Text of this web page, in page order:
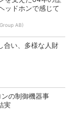
ッドホンで感じて
AB)
合い、多様な人財
ンの制御機器事
実